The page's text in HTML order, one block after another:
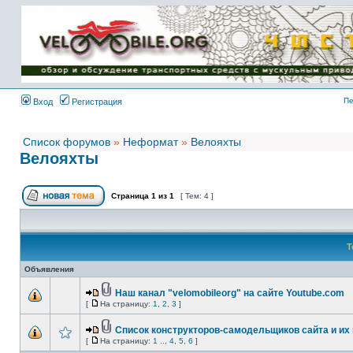
Имя пользователя:
Пароль:
{ LOG_ME_IN_SHORT
}
Вход
Регистрация
Список форумов » Неформат» Велояхты
Велояхты
Страница 1 из 1 [ Тем: 4 ]
Объявления
Наш канал "velomobileorg" на сайте Youtube.com
[ На страницу: 1 2 3 ]
Список конструкторов-самодельщиков сайта и
[ На страницу: 1 4 5 6 ]